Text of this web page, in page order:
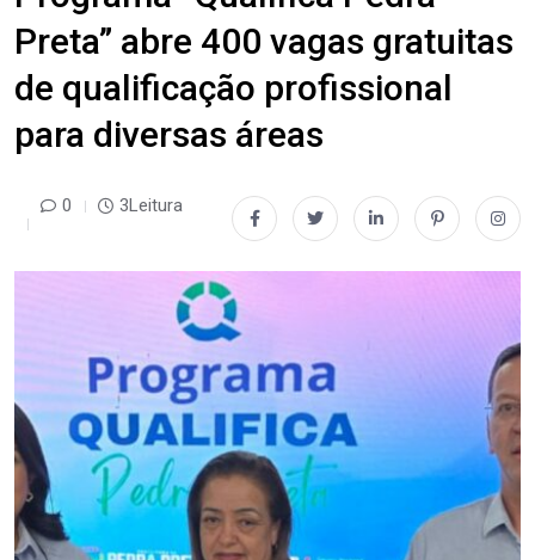
Preta” abre 400 vagas gratuitas
de qualificação profissional
para diversas áreas
0 3Leitura